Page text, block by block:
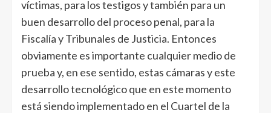
víctimas, para los testigos y también para un
buen desarrollo del proceso penal, para la
Fiscalía y Tribunales de Justicia. Entonces
obviamente es importante cualquier medio de
prueba y, en ese sentido, estas cámaras y este
desarrollo tecnológico que en este momento
está siendo implementado en el Cuartel de la